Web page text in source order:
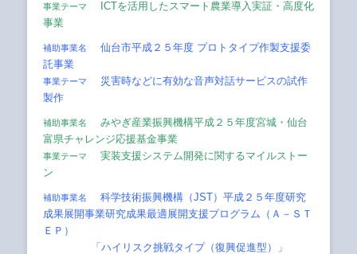
事業テーマ
ICTを活用したスマート農業導入実証・高度化
事業
補助事業名
仙台市平成２５年度 プロトタイプ作製支援委
託事業
事業テーマ
災害時などに有効な音声対話サービスの試作
製作
補助事業名
みやぎ産業振興機構平成２５年度宮城・仙台
富県チャレンジ応援基金事業
事業テーマ
実装支援システム開発に関するマイルストー
ン
補助事業名
科学技術振興機構（JST）平成２５年度研究
成果展開事業研究成果最適展開支援プログラム（Ａ－ＳＴ
ＥＰ）
「ハイリスク挑戦タイプ（復興促進型）」